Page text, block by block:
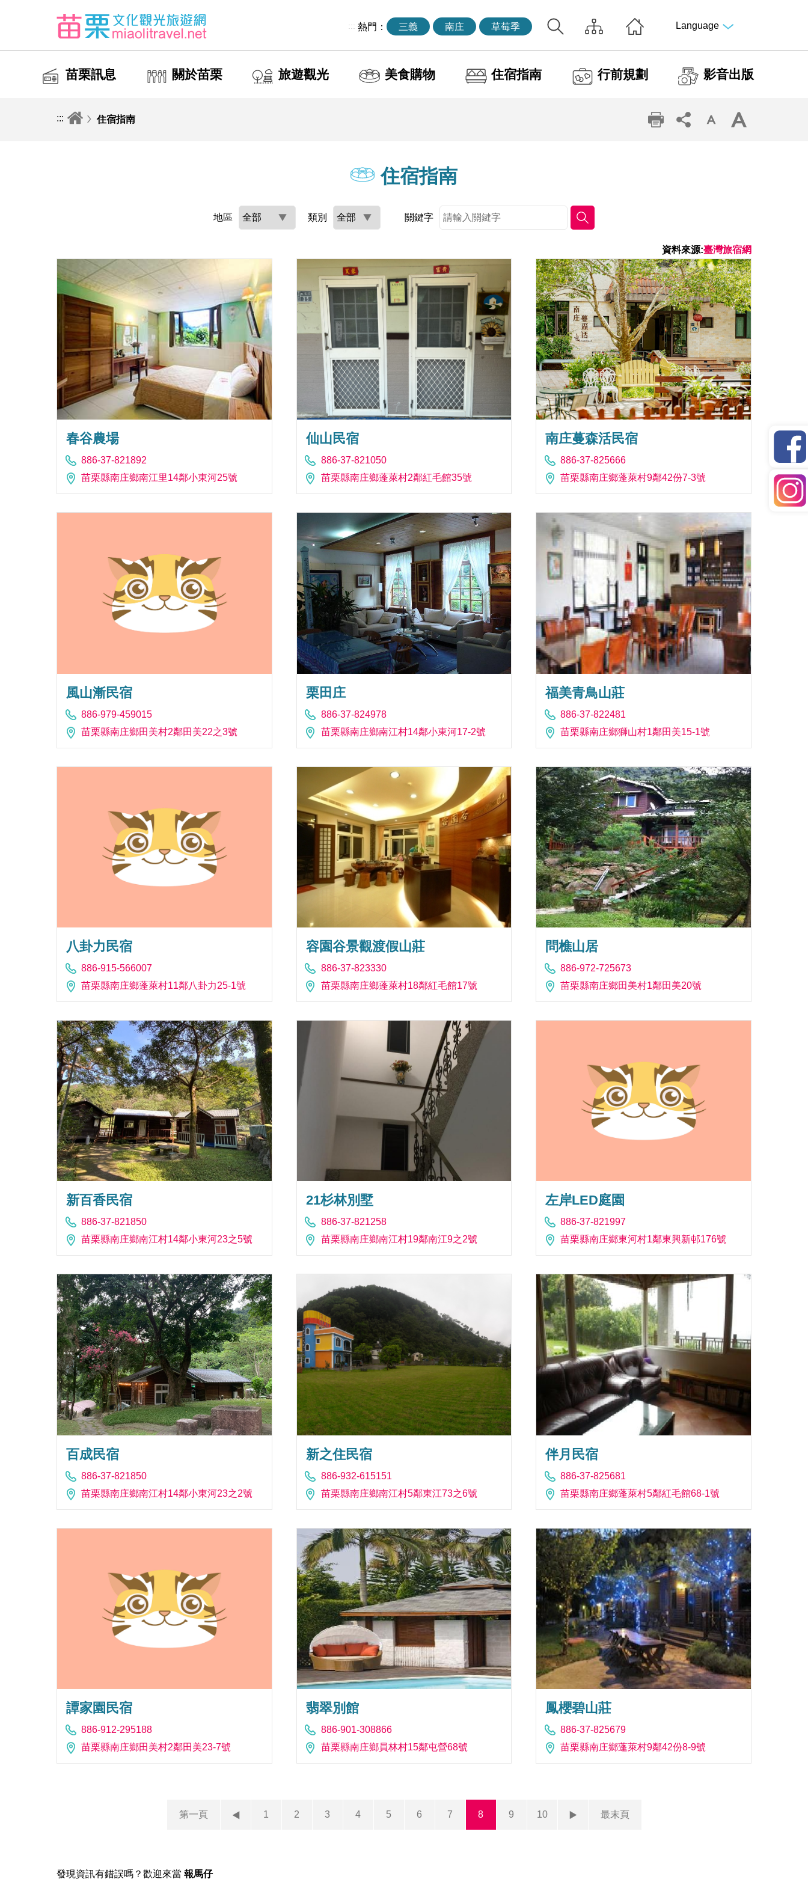
::: 熱門： 三義 南庄 草莓季 Language
苗栗訊息 關於苗栗 旅遊觀光 美食購物 住宿指南 行前規劃 影音出版
::: 住宿指南
住宿指南
地區 類別 關鍵字
資料來源:臺灣旅宿網
春谷農場
886-37-821892
苗栗縣南庄鄉南江里14鄰小東河25號
仙山民宿
886-37-821050
苗栗縣南庄鄉蓬萊村2鄰紅毛館35號
南庄蔓森活民宿
886-37-825666
苗栗縣南庄鄉蓬萊村9鄰42份7-3號
風山漸民宿
886-979-459015
苗栗縣南庄鄉田美村2鄰田美22之3號
栗田庄
886-37-824978
苗栗縣南庄鄉南江村14鄰小東河17-2號
福美青鳥山莊
886-37-822481
苗栗縣南庄鄉獅山村1鄰田美15-1號
八卦力民宿
886-915-566007
苗栗縣南庄鄉蓬萊村11鄰八卦力25-1號
容園谷景觀渡假山莊
886-37-823330
苗栗縣南庄鄉蓬萊村18鄰紅毛館17號
問樵山居
886-972-725673
苗栗縣南庄鄉田美村1鄰田美20號
新百香民宿
886-37-821850
苗栗縣南庄鄉南江村14鄰小東河23之5號
21杉林別墅
886-37-821258
苗栗縣南庄鄉南江村19鄰南江9之2號
左岸LED庭園
886-37-821997
苗栗縣南庄鄉東河村1鄰東興新邨176號
百成民宿
886-37-821850
苗栗縣南庄鄉南江村14鄰小東河23之2號
新之住民宿
886-932-615151
苗栗縣南庄鄉南江村5鄰東江73之6號
伴月民宿
886-37-825681
苗栗縣南庄鄉蓬萊村5鄰紅毛館68-1號
譚家園民宿
886-912-295188
苗栗縣南庄鄉田美村2鄰田美23-7號
翡翠別館
886-901-308866
苗栗縣南庄鄉員林村15鄰屯營68號
鳳櫻碧山莊
886-37-825679
苗栗縣南庄鄉蓬萊村9鄰42份8-9號
第一頁 1 2 3 4 5 6 7 8 9 10 最末頁
發現資訊有錯誤嗎？歡迎來當報馬仔